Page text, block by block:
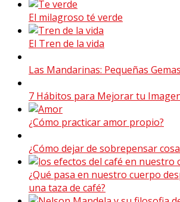
El milagroso té verde
El Tren de la vida
Las Mandarinas: Pequeñas
7 Hábitos para Mejorar tu
¿Cómo practicar amor propio?
¿Cómo dejar de sobrepensar
¿Qué pasa en nuestro cuerpo
una taza de café?